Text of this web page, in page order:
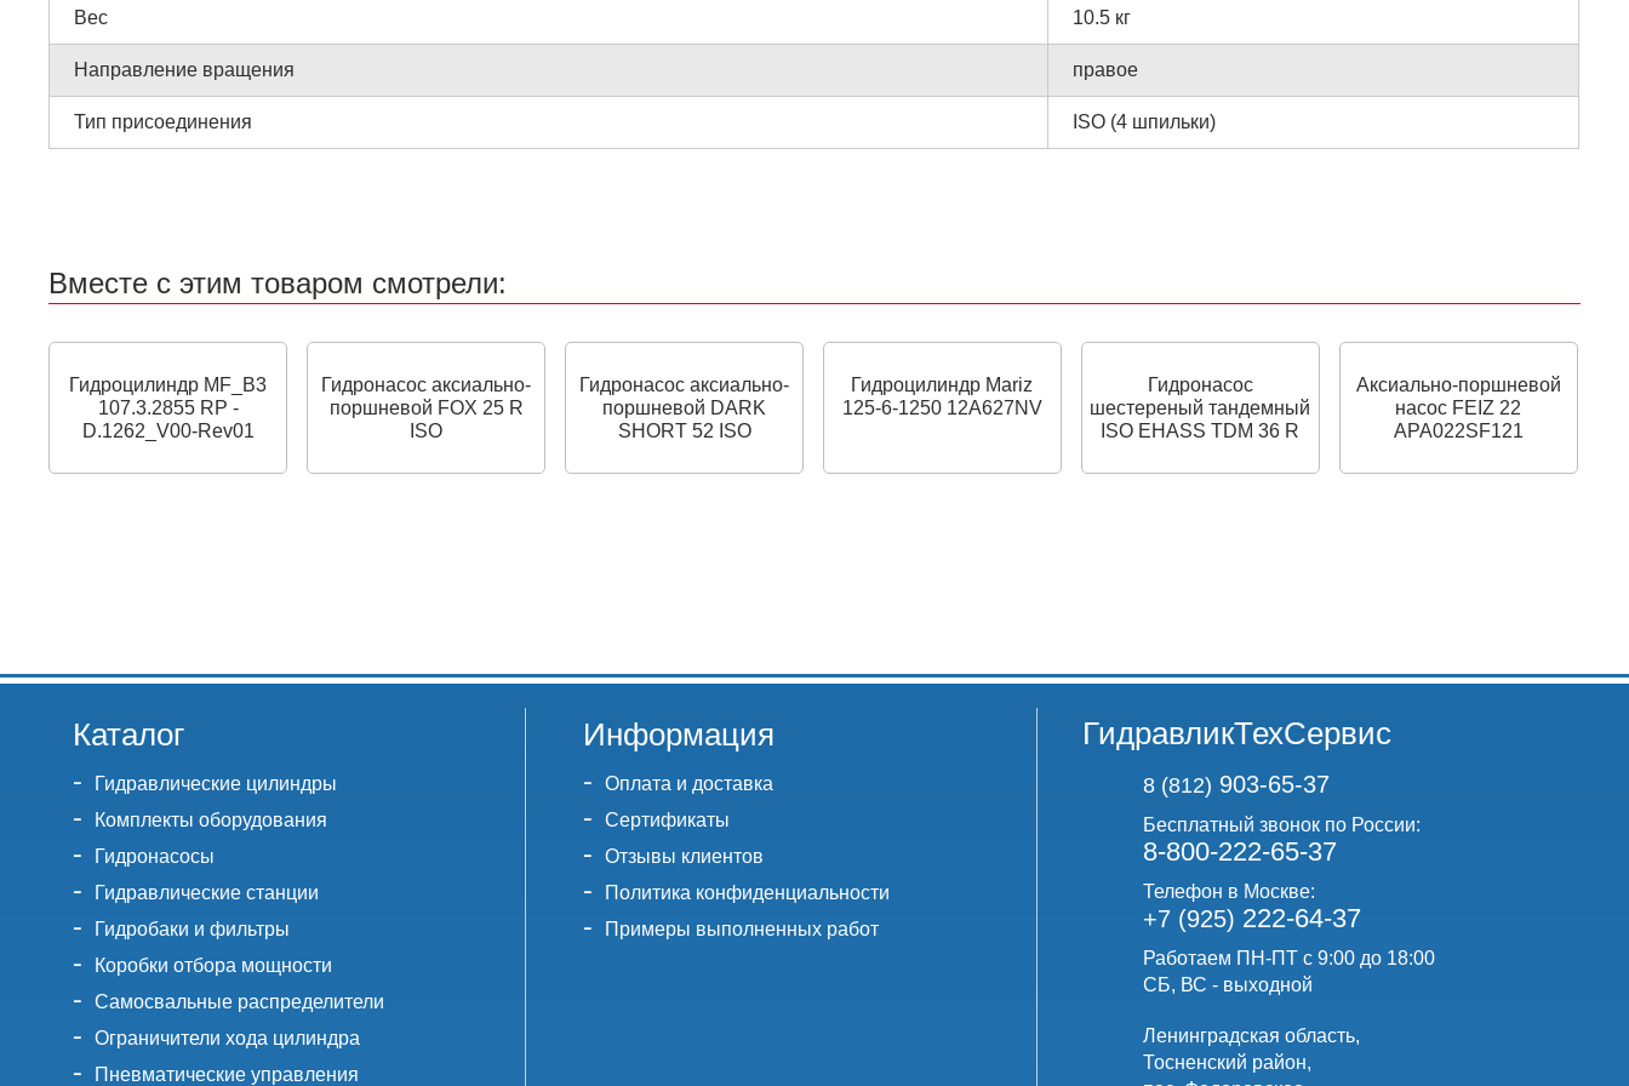
Вес 10.5 кг
Направление вращения правое
Тип присоединения ISO (4 шпильки)
Вместе с этим товаром смотрели:
Гидроцилиндр MF_B3
107.3.2855 RP -
D.1262_V00-Rev01
Гидронасос аксиально-
поршневой FOX 25 R
ISO
Гидронасос аксиально-
поршневой DARK
SHORT 52 ISO
Гидроцилиндр Mariz
125-6-1250 12A627NV
Гидронасос
шестереный тандемный
ISO EHASS TDM 36 R
Аксиально-поршневой
насос FEIZ 22
APA022SF121
Каталог
Гидравлические цилиндры
Комплекты оборудования
Гидронасосы
Гидравлические станции
Гидробаки и фильтры
Коробки отбора мощности
Самосвальные распределители
Ограничители хода цилиндра
Пневматические управления
Информация
Оплата и доставка
Сертификаты
Отзывы клиентов
Политика конфиденциальности
Примеры выполненных работ
ГидравликТехСервис
8 (812) 903-65-37
Бесплатный звонок по России:
8-800-222-65-37
Телефон в Москве:
+7 (925) 222-64-37
Работаем ПН-ПТ с 9:00 до 18:00
СБ, ВС - выходной
Ленинградская область,
Тосненский район,